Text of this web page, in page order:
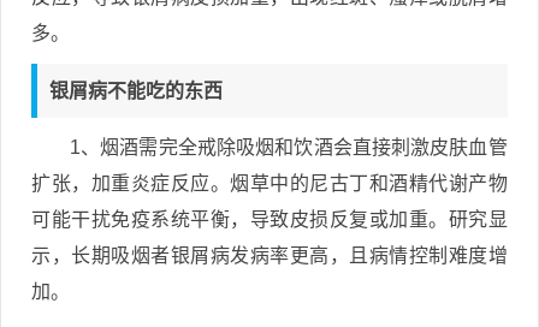
多。
银屑病不能吃的东西
1、烟酒需完全戒除吸烟和饮酒会直接刺激皮肤血管
扩张，加重炎症反应。烟草中的尼古丁和酒精代谢产物
可能干扰免疫系统平衡，导致皮损反复或加重。研究显
示，长期吸烟者银屑病发病率更高，且病情控制难度增
加。